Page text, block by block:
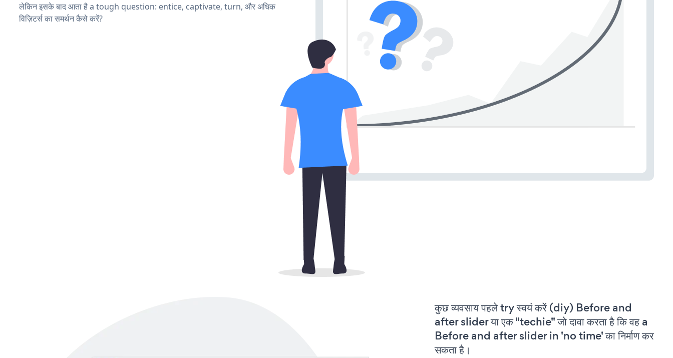
लेकिन इसके बाद आता है a tough question: entice, captivate, turn, और अधिक
विज़िटर्स का समर्थन कैसे करें?
कुछ व्यवसाय पहले try स्वयं करें (diy) Before and
after slider या एक "techie" जो दावा करता है कि वह a
Before and after slider in 'no time' का निर्माण कर
सकता है।